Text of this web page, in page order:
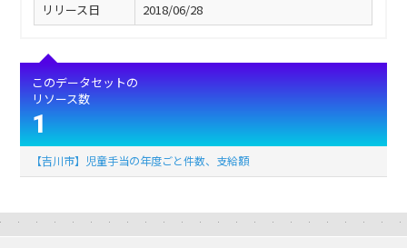
リリース日 2018/06/28
このデータセットの
リソース数
1
【吉川市】児童手当の年度ごと件数、支給額